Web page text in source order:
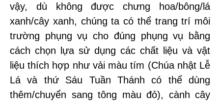
vậy, dù không được chưng hoa/bông/lá
xanh/cây xanh, chúng ta có thể trang trí môi
trường phụng vụ cho đúng phụng vụ bằng
cách chọn lựa sử dụng các chất liệu và vật
liệu thích hợp như vải màu tím (Chúa nhật Lễ
Lá và thứ Sáu Tuần Thánh có thể dùng
thêm/chuyển sang tông màu đỏ), cành cây